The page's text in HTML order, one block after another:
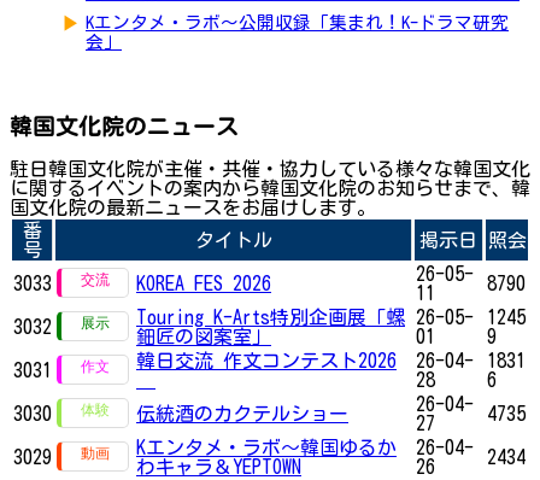
▶ Kエンタメ・ラボ～公開収録「集まれ！K-ドラマ研究
会」
韓国文化院のニュース
駐日韓国文化院が主催・共催・協力している様々な韓国文化
に関するイベントの案内から韓国文化院のお知らせまで、韓
国文化院の最新ニュースをお届けします。
番
号
タイトル 掲示日 照会
3033 KOREA FES 2026
26-05-
11
8790
3032
Touring K-Arts特別企画展「螺
鈿匠の図案室」
26-05-
01
1245
9
3031
韓日交流 作文コンテスト2026
26-04-
28
1831
6
3030
伝統酒のカクテルショー
26-04-
27
4735
3029
Kエンタメ・ラボ～韓国ゆるか
わキャラ＆YEPTOWN
26-04-
26
2434